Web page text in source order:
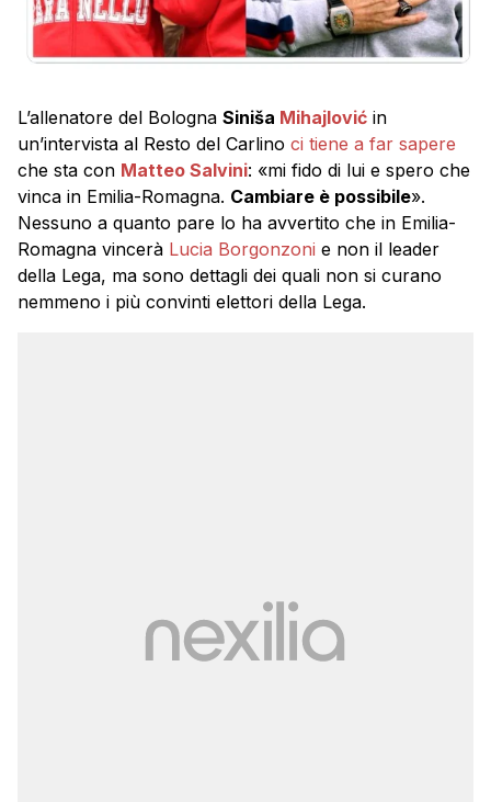
L’allenatore del Bologna Siniša Mihajlović in
un’intervista al Resto del Carlino ci tiene a far sapere
che sta con Matteo Salvini: «mi fido di lui e spero che
vinca in Emilia-Romagna. Cambiare è possibile».
Nessuno a quanto pare lo ha avvertito che in Emilia-
Romagna vincerà Lucia Borgonzoni e non il leader
della Lega, ma sono dettagli dei quali non si curano
nemmeno i più convinti elettori della Lega.